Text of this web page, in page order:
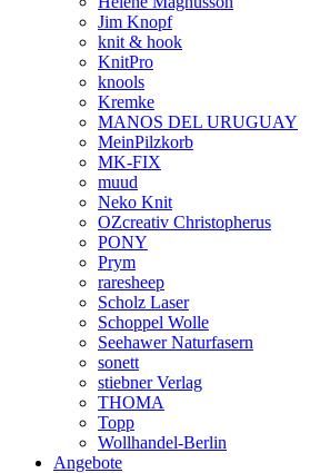
Jim Knopf
knit & hook
KnitPro
knools
Kremke
MANOS DEL URUGUAY
MeinPilzkorb
MK-FIX
muud
Neko Knit
OZcreativ Christopherus
PONY
Prym
raresheep
Scholz Laser
Schoppel Wolle
Seehawer Naturfasern
sonett
stiebner Verlag
THOMA
Topp
Wollhandel-Berlin
Angebote